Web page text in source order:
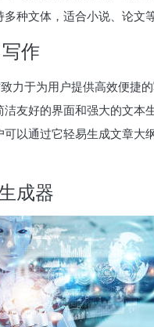
种文体，适合小说、论文
作
力于为用户提供高效便捷
洁友好的界面和强大的文本
可以通过它轻易生成文章大
成器